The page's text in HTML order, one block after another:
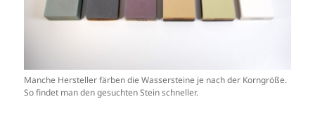
Manche Hersteller färben die Wassersteine je nach der Korngröße.
So findet man den gesuchten Stein schneller.